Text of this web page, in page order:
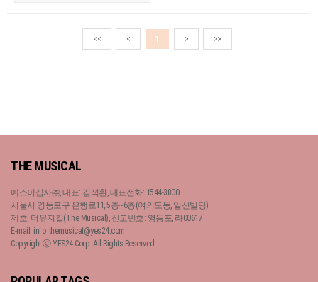
<< < 1 > >>
THE MUSICAL
예스이십사㈜, 대표: 김석환, 대표전화: 1544-3800
서울시 영등포구 은행로11, 5층~6층(여의도동, 일신빌딩)
제호: 더뮤지컬(The Musical), 신고번호: 영등포, 라00617
E-mail: info_themusical@yes24.com
Copyright ⓒ YES24 Corp. All Rights Reserved.